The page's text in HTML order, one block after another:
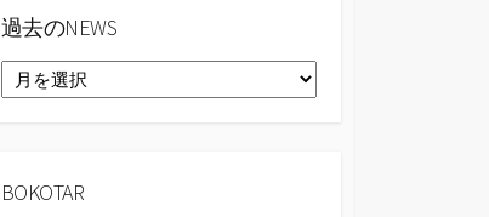
過去のNEWS
去
BOKOTAR